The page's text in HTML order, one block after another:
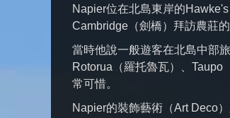
Napier位在北島東岸的
Cambridge（劍橋）拜訪農莊
當時他說一般遊客在北島中部
Rotorua（羅托魯瓦）、
常可惜。
Napier的裝飾藝術（Art Deco